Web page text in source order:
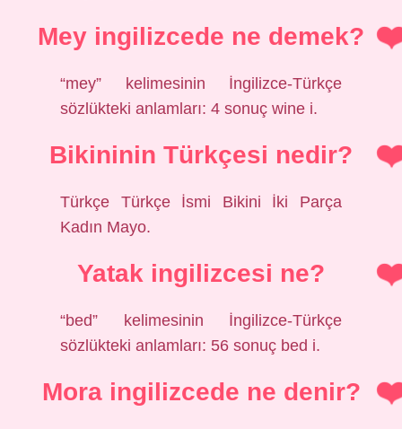
Mey ingilizcede ne demek?
“mey” kelimesinin İngilizce-Türkçe
sözlükteki anlamları: 4 sonuç wine i.
Bikininin Türkçesi nedir?
Türkçe Türkçe İsmi Bikini İki Parça
Kadın Mayo.
Yatak ingilizcesi ne?
“bed” kelimesinin İngilizce-Türkçe
sözlükteki anlamları: 56 sonuç bed i.
Mora ingilizcede ne denir?